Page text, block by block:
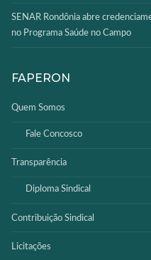
SENAR Rondônia abre
no Programa Saúde no Campo
FAPERON
Quem Somos
Fale Concosco
Transparência
Diploma Sindical
Contribuição Sindical
Licitações